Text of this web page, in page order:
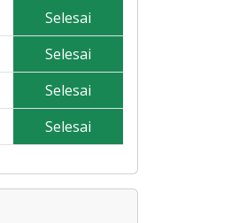
Selesai
Selesai
Selesai
Selesai